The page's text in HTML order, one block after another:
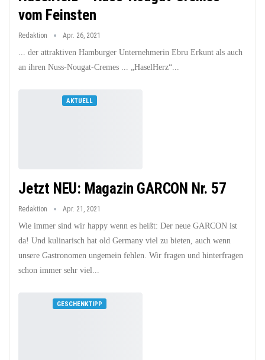
vom Feinsten
Redaktion Apr. 26, 2021
... der attraktiven Hamburger Unternehmerin Ebru Erkunt als auch
an ihren Nuss-Nougat-Cremes ... „HaselHerz“...
AKTUELL
Jetzt NEU: Magazin GARCON Nr. 57
Redaktion Apr. 21, 2021
Wie immer sind wir happy wenn es heißt: Der neue GARCON ist
da! Und kulinarisch hat old Germany viel zu bieten, auch wenn
unsere Gastronomen ungemein fehlen. Wir fragen und hinterfragen
schon immer sehr viel...
GESCHENKTIPP